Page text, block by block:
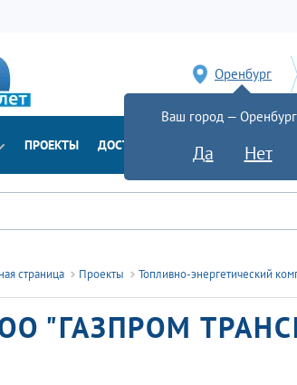
Оренбург
Ваш город —
Да Нет
ПРОЕКТЫ ДОСТАВКА ДОКУМЕНТЫ
страница Проекты Топливно-энергетический
"ГАЗПРОМ